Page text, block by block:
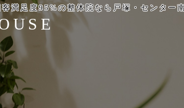
満足度95%の整体院なら戸塚・センター